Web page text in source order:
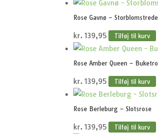
Rose Gavnø –
kr. 139,95 Tilføj til kurv
Rose Amber Queen –
kr. 139,95 Tilføj til kurv
Rose Berleburg – Slotsrose
kr. 139,95 Tilføj til kurv